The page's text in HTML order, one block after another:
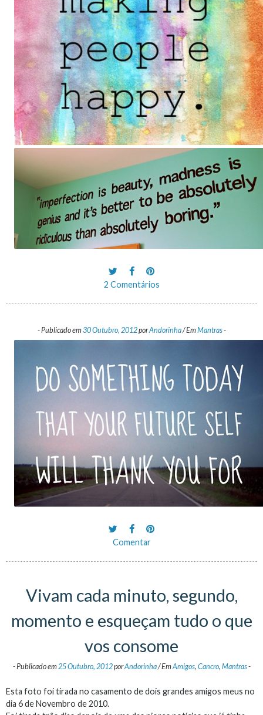
2 Comentários
-Publicado em30 Outubro, 2012porAndorinha/EmMantras-
Comentar
Vivam cada minuto, segundo,
momento e esqueçam tudo o que
vos consome
-Publicado em25 Outubro, 2012porAndorinha/EmAmigos, Cancro, Mantras-
Esta foto foi tirada no casamento de dois grandes amigos meus no
dia 6 de Novembro de 2010.